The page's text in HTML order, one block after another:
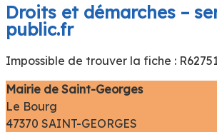
Droits et démarches –
public.fr
Impossible de trouver la fiche :
Mairie de Saint-Georges
Le Bourg
47370 SAINT-GEORGES